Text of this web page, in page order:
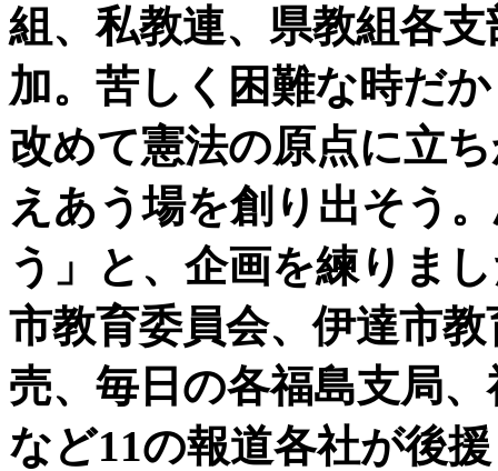
組、私教連、県教組各
加。苦しく困難な時だ
改めて憲法の原点に立
えあう場を創り出そう
う」と、企画を練りま
市教育委員会、伊達市
売、毎日の各福島支局
など11の報道各社が後